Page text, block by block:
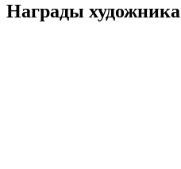
Награды художника